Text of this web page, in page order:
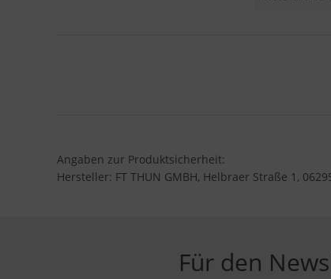
Angaben zur Produktsicherheit:
Hersteller: FT THUN GMBH, Helbraer Straße 1,
Für den